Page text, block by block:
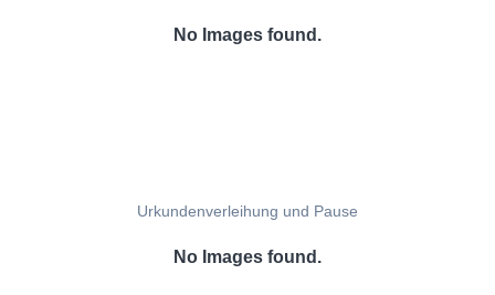
No Images found.
Urkundenverleihung und Pause
No Images found.